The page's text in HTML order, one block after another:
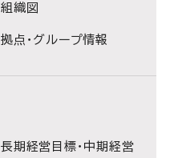
組織図
拠点・グループ情報
長期経営目標・中期経営